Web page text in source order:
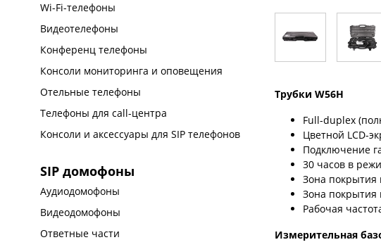
Wi-Fi-телефоны
Видеотелефоны
Конференц телефоны
Консоли мониторинга и оповещения
Отельные телефоны
Телефоны для call-центра
Консоли и аксессуары для SIP телефонов
SIP домофоны
Аудиодомофоны
Видеодомофоны
Ответные части
Трубки W56H
Full-duplex
Цветной LCD-
Подключение
30 часов в
Зона
Зона
Рабочая
Измерительная